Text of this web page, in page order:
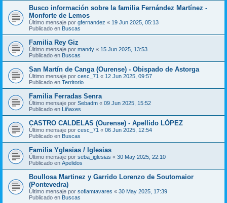
Busco información sobre la familia Fernández Martínez -
Monforte de Lemos
Último mensaje por gfernandez « 19 Jun 2025, 05:13
Publicado en Buscas
Familia Rey Giz
Último mensaje por mandy « 15 Jun 2025, 13:53
Publicado en Buscas
San Martín de Canga (Ourense) - Obispado de Astorga
Último mensaje por cesc_71 « 12 Jun 2025, 09:57
Publicado en Territorio
Familia Ferradas Senra
Último mensaje por Sebadm « 09 Jun 2025, 15:52
Publicado en Liñaxes
CASTRO CALDELAS (Ourense) - Apellido LÓPEZ
Último mensaje por cesc_71 « 06 Jun 2025, 12:54
Publicado en Buscas
Familia Yglesias / Iglesias
Último mensaje por seba_iglesias « 30 May 2025, 22:10
Publicado en Apelidos
Boullosa Martinez y Garrido Lorenzo de Soutomaior
(Pontevedra)
Último mensaje por sofiamtavares « 30 May 2025, 17:39
Publicado en Buscas